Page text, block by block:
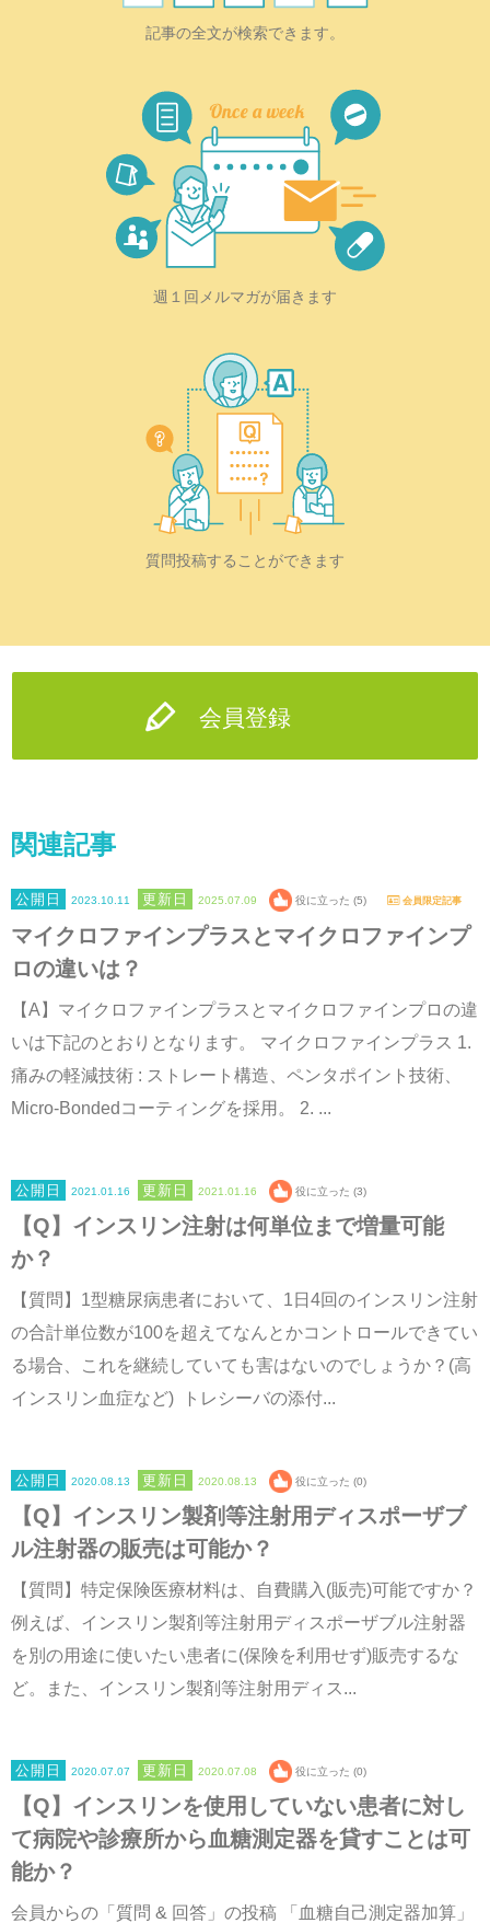
記事の全文が検索できます。
週１回メルマガが届きます
質問投稿することができます
会員登録
関連記事
2023.10.11 2025.07.09 役に立った (5) 会員限定記事
マイクロファインプラスとマイクロファインプ
ロの違いは？
【A】マイクロファインプラスとマイクロファインプロの違
いは下記のとおりとなります。 マイクロファインプラス 1.
痛みの軽減技術 : ストレート構造、ペンタポイント技術、
Micro-Bondedコーティングを採用。 2. ...
2021.01.16 2021.01.16 役に立った (3)
【Q】インスリン注射は何単位まで増量可能
か？
【質問】1型糖尿病患者において、1日4回のインスリン注射
の合計単位数が100を超えてなんとかコントロールできてい
る場合、これを継続していても害はないのでしょうか？(高
インスリン血症など) トレシーバの添付...
2020.08.13 2020.08.13 役に立った (0)
【Q】インスリン製剤等注射用ディスポーザブ
ル注射器の販売は可能か？
【質問】特定保険医療材料は、自費購入(販売)可能ですか？
例えば、インスリン製剤等注射用ディスポーザブル注射器
を別の用途に使いたい患者に(保険を利用せず)販売するな
ど。また、インスリン製剤等注射用ディス...
2020.07.07 2020.07.08 役に立った (0)
【Q】インスリンを使用していない患者に対し
て病院や診療所から血糖測定器を貸すことは可
能か？
会員からの「質問 & 回答」の投稿 「血糖自己測定器加算」